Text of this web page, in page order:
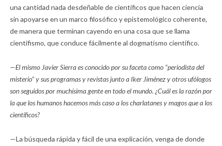
una cantidad nada desdeñable de científicos que hacen ciencia
sin apoyarse en un marco filosófico y epistemológico coherente,
de manera que terminan cayendo en una cosa que se llama
cientifismo, que conduce fácilmente al dogmatismo científico.
—El mismo Javier Sierra es conocido por su faceta como “periodista del
misterio” y sus programas y revistas junto a Iker Jiménez y otros ufólogos
son seguidos por muchísima gente en todo el mundo. ¿Cuál es la razón por
la que los humanos hacemos más caso a los charlatanes y magos que a los
científicos?
—La búsqueda rápida y fácil de una explicación, venga de donde